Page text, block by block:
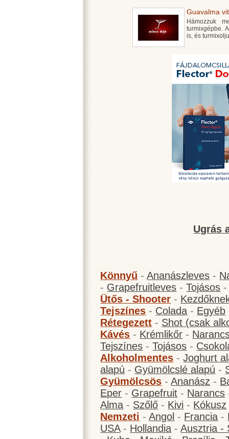
Guavalma
Hámozzuk
turmixgépbe.
is, és
Ugrás
Könnyű -Ananászleves -
- Grapefruitleves -Tojásos
Ütős - Shooter -
Tejszínes - Colada - Egyéb
Rétegezett - Shot (csak
Kávés - Krémlikőr -
Tejszínes -Tojásos -
Alkoholmentes -Joghurt
alapú - Gyümölcslé alapú -
Gyümölcsös -Ananász -
Eper - Grapefruit - Narancs
Alma - Szőlő - Kivi - Kókusz
Nemzeti -Angol - Francia -
USA- Hollandia -Ausztria -